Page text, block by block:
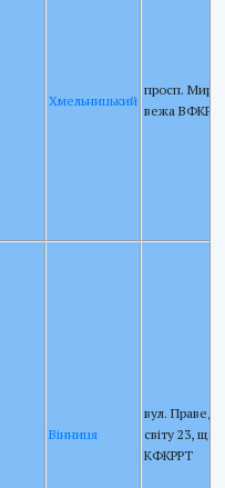
Хмельницький
просп. Миру
вежа
Вінниця
вул.
світу 23,
КФКРРТ